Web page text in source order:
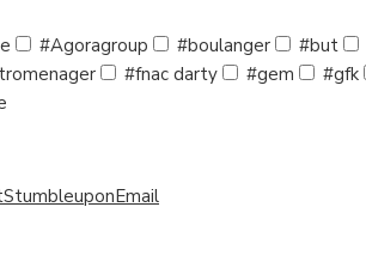
#Agoragroup #boulanger #but
#fnac darty #gem #gfk
StumbleuponEmail